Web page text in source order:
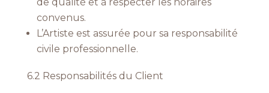
convenus.
L’Artiste est assurée pour sa responsabilité
civile professionnelle.
6.2 Responsabilités du Client